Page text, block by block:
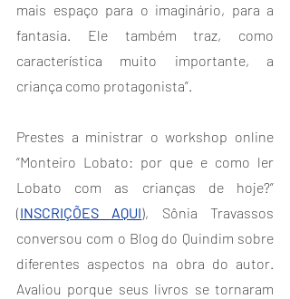
mais espaço para o imaginário, para a
fantasia. Ele também traz, como
característica muito importante, a
criança como protagonista”.
Prestes a ministrar o workshop online
“Monteiro Lobato: por que e como ler
Lobato com as crianças de hoje?”
(INSCRIÇÕES AQUI), Sônia Travassos
conversou com o Blog do Quindim sobre
diferentes aspectos na obra do autor.
Avaliou porque seus livros se tornaram